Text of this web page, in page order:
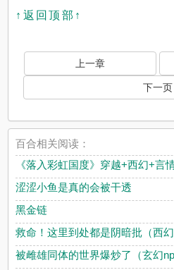
↑返回顶部↑
上一章
下一页
百合相关阅读：
《落入彩虹国度》穿越+西幻+言
涩涩小鱼是真的会被干透
黑金链
救命！这里到处都是阴暗批（西幻
被雌雄同体的世界爆炒了（玄幻